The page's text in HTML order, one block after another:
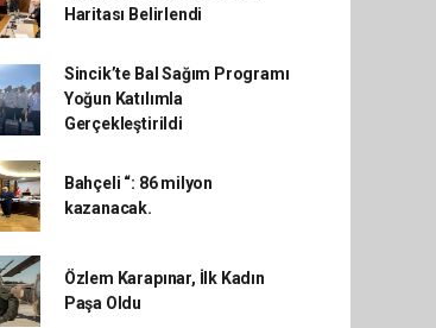
Haritası Belirlendi
Sincik’te Bal Sağım Programı
Yoğun Katılımla
Gerçekleştirildi
Bahçeli “: 86 milyon
kazanacak.
Özlem Karapınar, İlk Kadın
Paşa Oldu